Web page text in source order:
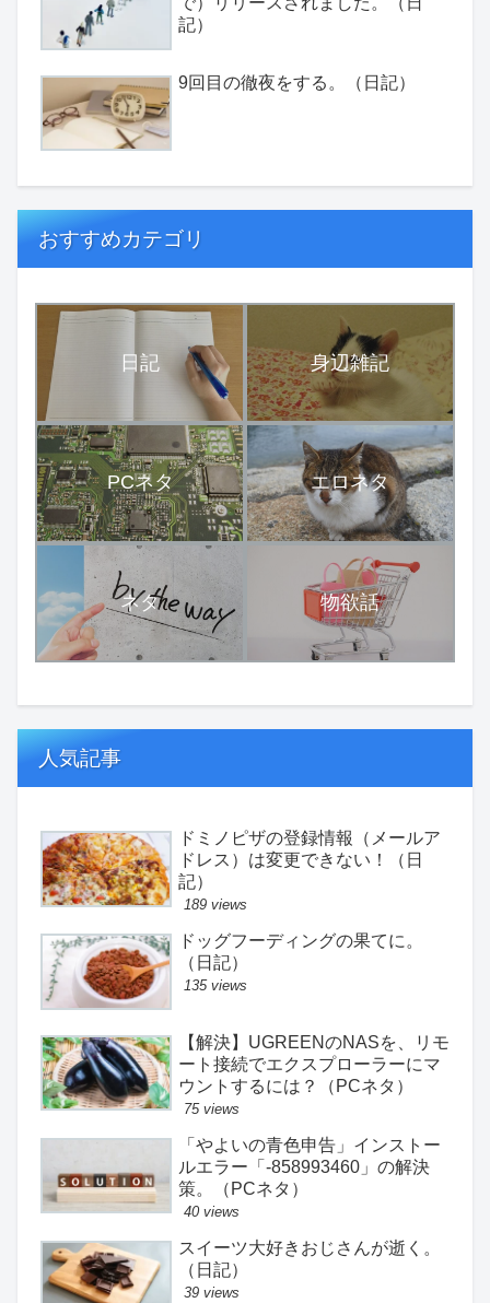
記）
9回目の徹夜をする。（日記）
おすすめカテゴリ
日記 身辺雑記
PCネタ エロネタ
ネタ 物欲話
人気記事
ドミノピザの登録情報（メールア
ドレス）は変更できない！（日
記）
189 views
ドッグフーディングの果てに。
（日記）
135 views
【解決】UGREENのNASを、リモ
ート接続でエクスプローラーにマ
ウントするには？（PCネタ）
75 views
「やよいの青色申告」インストー
ルエラー「-858993460」の解決
策。（PCネタ）
40 views
スイーツ大好きおじさんが逝く。
（日記）
39 views